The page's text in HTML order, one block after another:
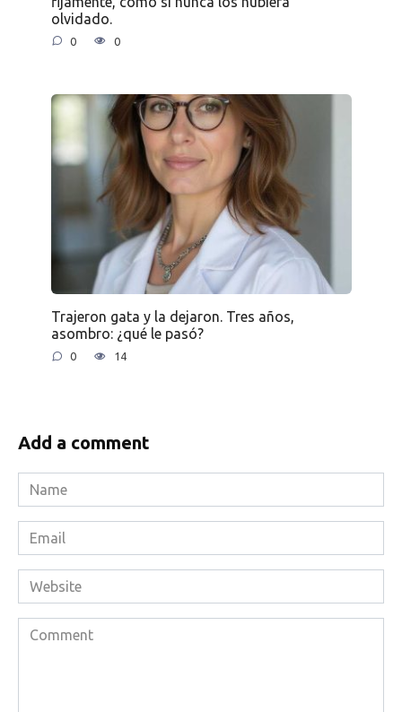
olvidado.
0 0
Trajeron gata y la dejaron. Tres años,
asombro: ¿qué le pasó?
0 14
Add a comment
Name
*
Email
*
Website
Comment